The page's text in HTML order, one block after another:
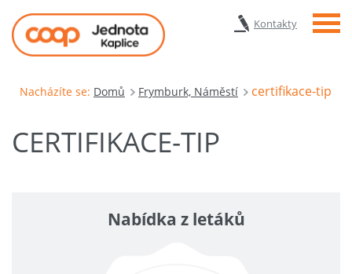
Kontakty Menu
Nacházíte se: Domů Frymburk, Náměstí certifikace-tip
CERTIFIKACE-TIP
Nabídka z letáků